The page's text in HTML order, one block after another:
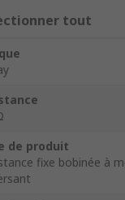
tout
de produit
fixe bobinée à